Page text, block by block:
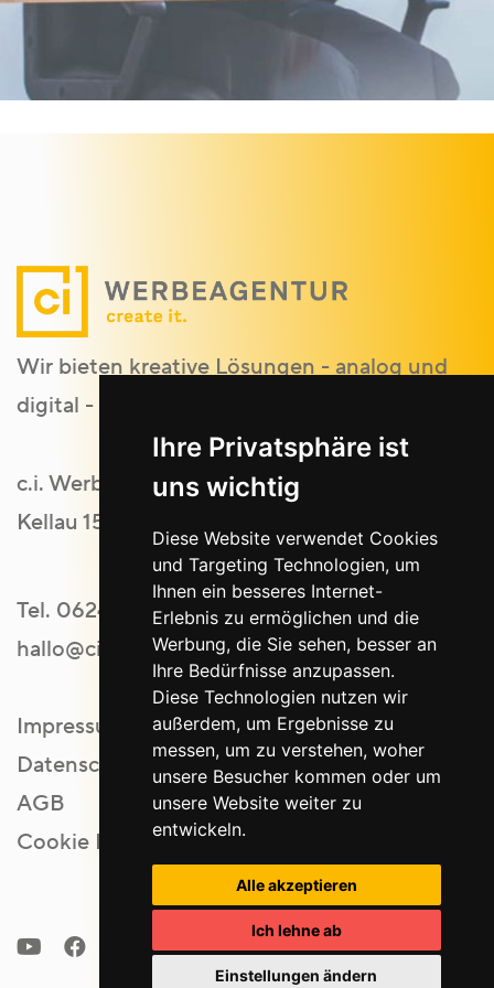
Ihre Privatsphäre ist
uns wichtig
Diese Website verwendet Cookies
und Targeting Technologien, um
Ihnen ein besseres Internet-
Erlebnis zu ermöglichen und die
Werbung, die Sie sehen, besser an
Ihre Bedürfnisse anzupassen.
Diese Technologien nutzen wir
außerdem, um Ergebnisse zu
messen, um zu verstehen, woher
unsere Besucher kommen oder um
unsere Website weiter zu
entwickeln.
Alle akzeptieren
Ich lehne ab
Einstellungen ändern
Wir bieten kreative Lösungen - analog und
digital - für kleine bis große Unternehmen.
c.i. Werbeagentur GmbH
Kellau 151 | 5431 Kuchl
Tel. 06244 20554
hallo@ci-werbeagentur.at
Impressum
Datenschutz
AGB
Cookie Einstellungen